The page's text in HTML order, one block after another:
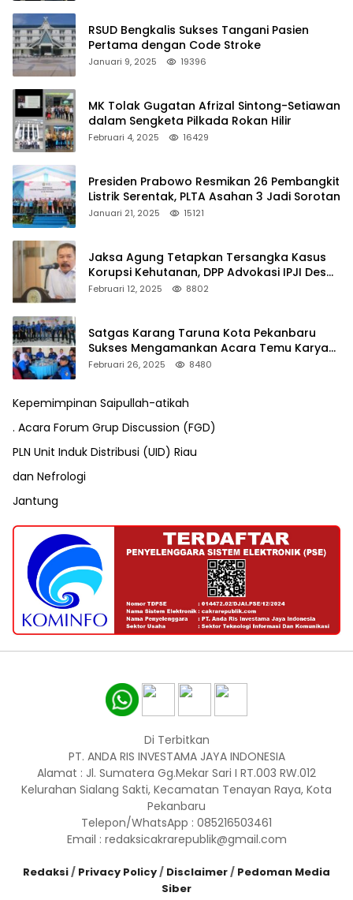
RSUD Bengkalis Sukses Tangani Pasien
Pertama dengan Code Stroke
Januari 9, 2025 19396
MK Tolak Gugatan Afrizal Sintong-Setiawan
dalam Sengketa Pilkada Rokan Hilir
Februari 4, 2025 16429
Presiden Prabowo Resmikan 26 Pembangkit
Listrik Serentak, PLTA Asahan 3 Jadi Sorotan
Januari 21, 2025 15121
Jaksa Agung Tetapkan Tersangka Kasus
Korupsi Kehutanan, DPP Advokasi IPJI Desak
Pengusutan Pajak RAPP
Februari 12, 2025 8802
Satgas Karang Taruna Kota Pekanbaru
Sukses Mengamankan Acara Temu Karya
VII Karang Taruna Pekanbaru
Februari 26, 2025 8480
Kepemimpinan Saipullah-atikah
. Acara Forum Grup Discussion (FGD)
PLN Unit Induk Distribusi (UID) Riau
dan Nefrologi
Jantung
Di Terbitkan
PT. ANDA RIS INVESTAMA JAYA INDONESIA
Alamat : Jl. Sumatera Gg.Mekar Sari I RT.003 RW.012
Kelurahan Sialang Sakti, Kecamatan Tenayan Raya, Kota
Pekanbaru
Telepon/WhatsApp : 085216503461
Email : redaksicakrarepublik@gmail.com
Redaksi/ Privacy Policy/ Disclaimer/ Pedoman Media
Siber